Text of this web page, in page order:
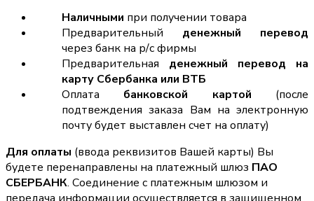
Наличными при получении товара
Предварительный денежный перевод
через банк на р/с фирмы
Предварительная денежный перевод на
карту Сбербанка или ВТБ
Оплата банковской картой (после
подтвеждения заказа Вам на электронную
почту будет выставлен счет на оплату)
Для оплаты (ввода реквизитов Вашей карты) Вы
будете перенаправлены на платежный шлюз ПАО
СБЕРБАНК. Соединение с платежным шлюзом и